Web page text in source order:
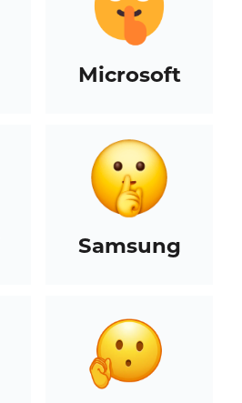
Microsoft
Samsung